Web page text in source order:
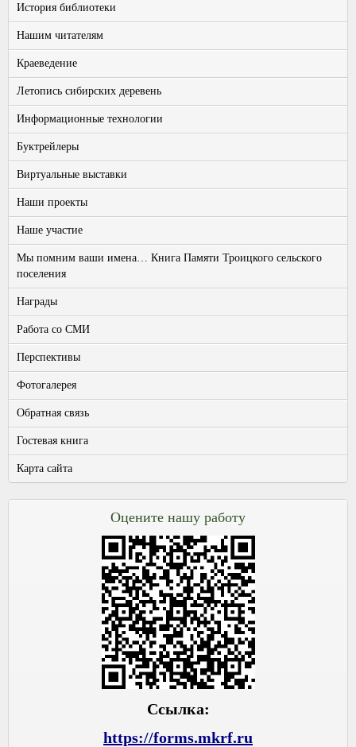
История библиотеки
Нашим читателям
Краеведение
Летопись сибирских деревень
Информационные технологии
Буктрейлеры
Виртуальные выставки
Наши проекты
Наше участие
Мы помним ваши имена… Книга Памяти Троицкого сельского
поселения
Награды
Работа со СМИ
Перспективы
Фотогалерея
Обратная связь
Гостевая книга
Карта сайта
Оцените нашу работу
Ссылка:
https://forms.mkrf.ru